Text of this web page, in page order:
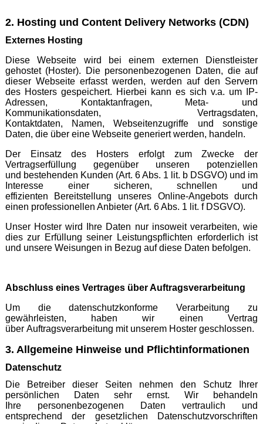
2. Hosting und Content Delivery Networks (CDN)
Externes Hosting
Diese Webseite wird bei einem externen Dienstleister
gehostet (Hoster). Die personenbezogenen Daten, die auf
dieser Webseite erfasst werden, werden auf den Servern
des Hosters gespeichert. Hierbei kann es sich v.a. um IP-
Adressen, Kontaktanfragen, Meta- und
Kommunikationsdaten, Vertragsdaten,
Kontaktdaten, Namen, Webseitenzugriffe und sonstige
Daten, die über eine Webseite generiert werden, handeln.
Der Einsatz des Hosters erfolgt zum Zwecke der
Vertragserfüllung gegenüber unseren potenziellen
und bestehenden Kunden (Art. 6 Abs. 1 lit. b DSGVO) und im
Interesse einer sicheren, schnellen und
effizienten Bereitstellung unseres Online-Angebots durch
einen professionellen Anbieter (Art. 6 Abs. 1 lit. f DSGVO).
Unser Hoster wird Ihre Daten nur insoweit verarbeiten, wie
dies zur Erfüllung seiner Leistungspflichten erforderlich ist
und unsere Weisungen in Bezug auf diese Daten befolgen.
Abschluss eines Vertrages über Auftragsverarbeitung
Um die datenschutzkonforme Verarbeitung zu
gewährleisten, haben wir einen Vertrag
über Auftragsverarbeitung mit unserem Hoster geschlossen.
3. Allgemeine Hinweise und Pflichtinformationen
Datenschutz
Die Betreiber dieser Seiten nehmen den Schutz Ihrer
persönlichen Daten sehr ernst. Wir behandeln
Ihre personenbezogenen Daten vertraulich und
entsprechend der gesetzlichen Datenschutzvorschriften